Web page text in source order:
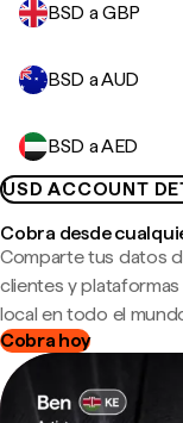
BSD a GBP
BSD a AUD
BSD a AED
USD ACCOUNT
Cobra desde
Comparte tus datos
clientes y
local en todo el
Cobra hoy